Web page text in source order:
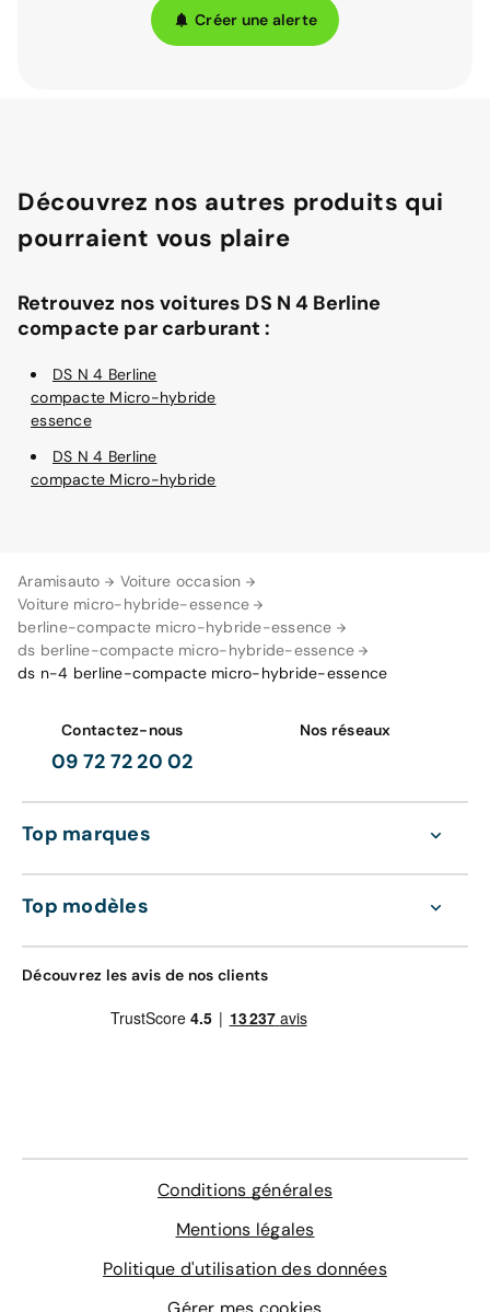
Aramisauto
Voiture occasion
Voiture micro-hybride-essence
berline-compacte micro-hybride-essence
ds berline-compacte micro-hybride-essence
ds n-4 berline-compacte micro-hybride-essence
Créer une alerte
Découvrez nos autres produits qui
pourraient vous plaire
Retrouvez nos voitures DS N 4 Berline
compacte par carburant :
DS N 4 Berline
compacte Micro-hybride
essence
DS N 4 Berline
compacte Micro-hybride
Contactez-nous
09 72 72 20 02
Nos réseaux
Top marques
Top modèles
Découvrez les avis de nos clients
Conditions générales
Mentions légales
Politique d'utilisation des données